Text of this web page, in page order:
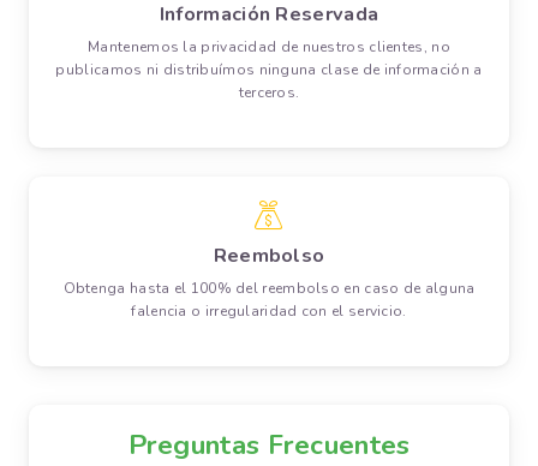
Información Reservada
Mantenemos la privacidad de nuestros clientes, no
publicamos ni distribuímos ninguna clase de información a
terceros.
Reembolso
Obtenga hasta el 100% del reembolso en caso de alguna
falencia o irregularidad con el servicio.
Preguntas Frecuentes